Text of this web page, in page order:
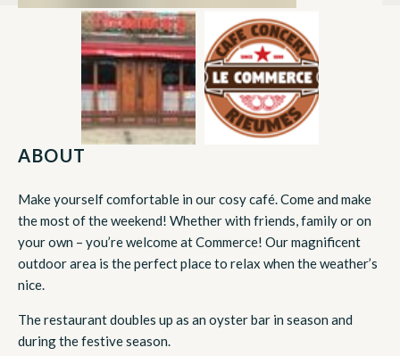
ABOUT
Make yourself comfortable in our cosy café. Come and make
the most of the weekend! Whether with friends, family or on
your own – you’re welcome at Commerce! Our magnificent
outdoor area is the perfect place to relax when the weather’s
nice.
The restaurant doubles up as an oyster bar in season and
during the festive season.